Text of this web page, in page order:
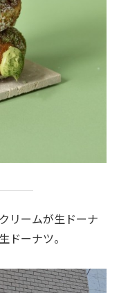
リームが生ドーナ
ドーナツ。